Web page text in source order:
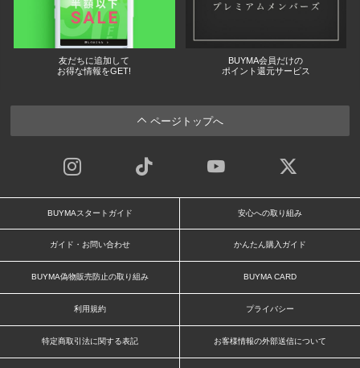
友だちに追加して
お得な情報をGET!
BUYMA会員だけの
ポイント還元サービス
ページトップへ
BUYMAスタートガイド 安心への取り組み
ガイド・お問い合わせ かんたん購入ガイド
BUYMA偽物販売防止の取り組み BUYMA CARD
利用規約 プライバシー
特定商取引法に関する表記 お客様情報の外部送信について